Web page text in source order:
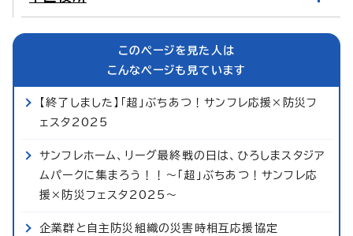
このページを見た人は
こんなページも見ています
【終了しました】「超」ぶちあつ！サンフレ応援×防災フ
ェスタ2025
サンフレホーム、リーグ最終戦の日は、ひろしまスタジア
ムパークに集まろう！！～「超」ぶちあつ！サンフレ応
援×防災フェスタ2025～
企業群と自主防災組織の災害時相互応援協定